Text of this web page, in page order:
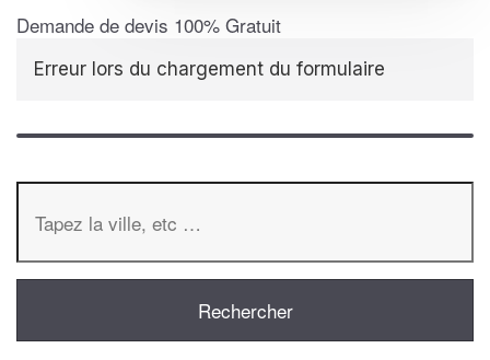
Demande de devis 100% Gratuit
Erreur lors du chargement du formulaire